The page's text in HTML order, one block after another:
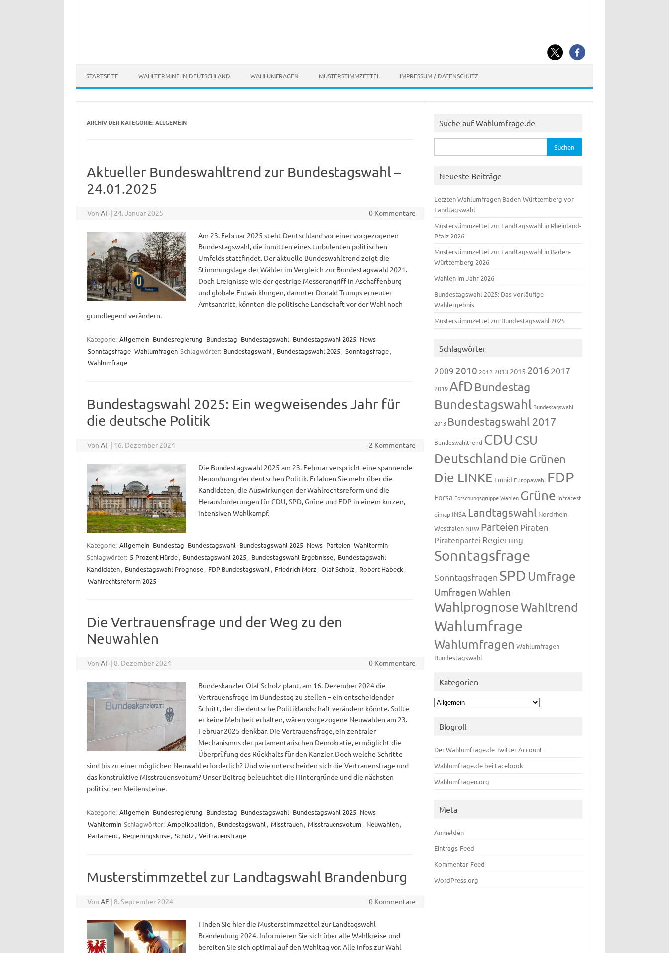
STARTSEITE WAHLTERMINE IN DEUTSCHLAND WAHLUMFRAGEN MUSTERSTIMMZETTEL IMPRESSUM / DATENSCHUTZ
ARCHIV DER KATEGORIE:ALLGEMEIN
Aktueller Bundeswahltrend zur Bundestagswahl –
24.01.2025
VonAF | 24. Januar 2025 0 Kommentare
Am 23. Februar 2025 steht Deutschland vor einer vorgezogenen
Bundestagswahl, die inmitten eines turbulenten politischen
Umfelds stattfindet. Der aktuelle Bundeswahltrend zeigt die
Stimmungslage der Wähler im Vergleich zur Bundestagswahl 2021.
Doch Ereignisse wie der gestrige Messerangriff in Aschaffenburg
und globale Entwicklungen, darunter Donald Trumps erneuter
Amtsantritt, könnten die politische Landschaft vor der Wahl noch
grundlegend verändern.
Kategorie: Allgemein Bundesregierung Bundestag Bundestagswahl Bundestagswahl 2025 News
Sonntagsfrage Wahlumfragen Schlagwörter: Bundestagswahl , Bundestagswahl 2025, Sonntagsfrage,
Wahlumfrage
Bundestagswahl 2025: Ein wegweisendes Jahr für
die deutsche Politik
VonAF | 16. Dezember 2024 2 Kommentare
Die Bundestagswahl 2025 am 23. Februar verspricht eine spannende
Neuordnung der deutschen Politik. Erfahren Sie mehr über die
Kandidaten, die Auswirkungen der Wahlrechtsreform und die
Herausforderungen für CDU, SPD, Grüne und FDP in einem kurzen,
intensiven Wahlkampf.
Kategorie: Allgemein Bundestag Bundestagswahl Bundestagswahl 2025 News Parteien Wahltermin
Schlagwörter: 5-Prozent-Hürde, Bundestagswahl 2025, Bundestagswahl Ergebnisse, Bundestagswahl
Kandidaten, Bundestagswahl Prognose, FDP Bundestagswahl , Friedrich Merz, Olaf Scholz, Robert Habeck ,
Wahlrechtsreform 2025
Die Vertrauensfrage und der Weg zu den
Neuwahlen
VonAF | 8. Dezember 2024 0 Kommentare
Bundeskanzler Olaf Scholz plant, am 16. Dezember 2024 die
Vertrauensfrage im Bundestag zu stellen – ein entscheidender
Schritt, der die deutsche Politiklandschaft verändern könnte. Sollte
er keine Mehrheit erhalten, wären vorgezogene Neuwahlen am 23.
Februar 2025 denkbar. Die Vertrauensfrage, ein zentraler
Mechanismus der parlamentarischen Demokratie, ermöglicht die
Überprüfung des Rückhalts für den Kanzler. Doch welche Schritte
sind bis zu einer möglichen Neuwahl erforderlich? Und wie unterscheiden sich die Vertrauensfrage und
das konstruktive Misstrauensvotum? Unser Beitrag beleuchtet die Hintergründe und die nächsten
politischen Meilensteine.
Kategorie: Allgemein Bundesregierung Bundestag Bundestagswahl Bundestagswahl 2025 News
Wahltermin Schlagwörter: Ampelkoalition, Bundestagswahl , Misstrauen, Misstrauensvotum, Neuwahlen,
Parlament, Regierungskrise, Scholz, Vertrauensfrage
Musterstimmzettel zur Landtagswahl Brandenburg
VonAF | 8. September 2024 0 Kommentare
Finden Sie hier die Musterstimmzettel zur Landtagswahl
Brandenburg 2024. Informieren Sie sich über alle Wahlkreise und
bereiten Sie sich optimal auf den Wahltag vor. Alle Infos zur Wahl
Suche auf Wahlumfrage.de
nach:
Neueste Beiträge
Letzten Wahlumfragen Baden-Württemberg vor
Landtagswahl
Musterstimmzettel zur Landtagswahl in Rheinland-
Pfalz 2026
Musterstimmzettel zur Landtagswahl in Baden-
Württemberg 2026
Wahlen im Jahr 2026
Bundestagswahl 2025: Das vorläufige
Wahlergebnis
Musterstimmzettel zur Bundestagswahl 2025
Schlagwörter
2009 2010 2012 2013 2015 20162017
2019AfD Bundestag
Bundestagswahl Bundestagswahl
2013 Bundestagswahl 2017
Bundeswahltrend CDUCSU
Deutschland Die Grünen
Die LINKE Emnid Europawahl FDP
Forsa Forschungsgruppe Wahlen Grüne Infratest
dimap INSA Landtagswahl Nordrhein-
Westfalen NRW Parteien Piraten
Piratenpartei Regierung
Sonntagsfrage
Sonntagsfragen SPD Umfrage
UmfragenWahlen
WahlprognoseWahltrend
Wahlumfrage
Wahlumfragen Wahlumfragen
Bundestagswahl
Kategorien
Kategorien
Blogroll
Der Wahlumfrage.de Twitter Account
Wahlumfrage.de bei Facebook
Wahlumfragen.org
Meta
Anmelden
Eintrags-Feed
Kommentar-Feed
WordPress.org